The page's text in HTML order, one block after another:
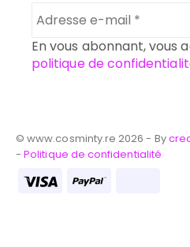
En vous abonnant, vous
politique de
© www.cosminty.re 2026 - By
-Politique de confidentialité